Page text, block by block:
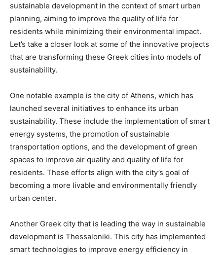
sustainable development in the context of smart urban
planning, aiming to improve the quality of life for
residents while minimizing their environmental impact.
Let’s take a closer look at some of the innovative projects
that are transforming these Greek cities into models of
sustainability.
One notable example is the city of Athens, which has
launched several initiatives to enhance its urban
sustainability. These include the implementation of smart
energy systems, the promotion of sustainable
transportation options, and the development of green
spaces to improve air quality and quality of life for
residents. These efforts align with the city’s goal of
becoming a more livable and environmentally friendly
urban center.
Another Greek city that is leading the way in sustainable
development is Thessaloniki. This city has implemented
smart technologies to improve energy efficiency in